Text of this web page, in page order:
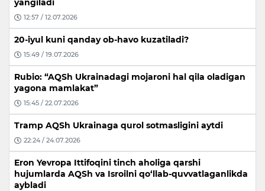
yangiladi
12:57 / 12.07.2026
20-iyul kuni qanday ob-havo kuzatiladi?
15:49 / 19.07.2026
Rubio: “AQSh Ukrainadagi mojaroni hal qila oladigan
yagona mamlakat”
15:45 / 22.07.2026
Tramp AQSh Ukrainaga qurol sotmasligini aytdi
22:24 / 24.07.2026
Eron Yevropa Ittifoqini tinch aholiga qarshi
hujumlarda AQSh va Isroilni qo‘llab-quvvatlaganlikda
aybladi